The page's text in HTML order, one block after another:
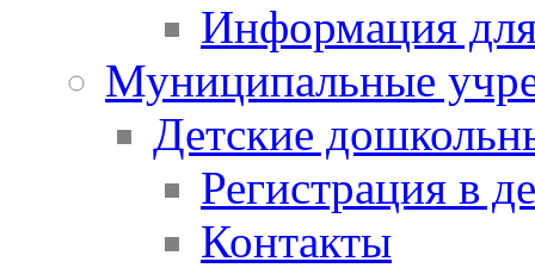
Информация
Муниципальные
Детские
Регистрация в
Контакты